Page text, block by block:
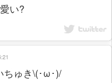
い?
ちゅき\(･ω･)/